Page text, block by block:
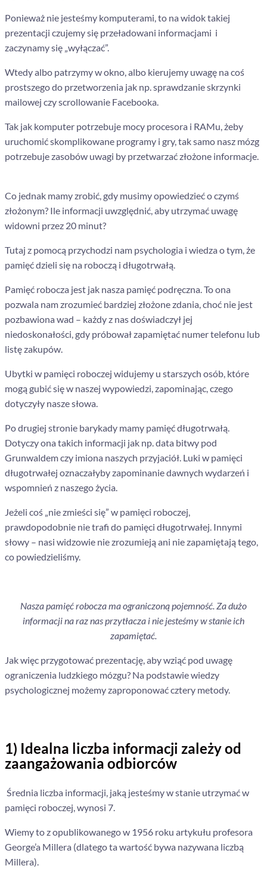
Ponieważ nie jesteśmy komputerami, to na widok takiej
prezentacji czujemy się przeładowani informacjami i
zaczynamy się „wyłączać”.
Wtedy albo patrzymy w okno, albo kierujemy uwagę na coś
prostszego do przetworzenia jak np. sprawdzanie skrzynki
mailowej czy scrollowanie Facebooka.
Tak jak komputer potrzebuje mocy procesora i RAMu, żeby
uruchomić skomplikowane programy i gry, tak samo nasz mózg
potrzebuje zasobów uwagi by przetwarzać złożone informacje.
Co jednak mamy zrobić, gdy musimy opowiedzieć o czymś
złożonym? Ile informacji uwzględnić, aby utrzymać uwagę
widowni przez 20 minut?
Tutaj z pomocą przychodzi nam psychologia i wiedza o tym, że
pamięć dzieli się na roboczą i długotrwałą.
Pamięć robocza jest jak nasza pamięć podręczna. To ona
pozwala nam zrozumieć bardziej złożone zdania, choć nie jest
pozbawiona wad – każdy z nas doświadczył jej
niedoskonałości, gdy próbował zapamiętać numer telefonu lub
listę zakupów.
Ubytki w pamięci roboczej widujemy u starszych osób, które
mogą gubić się w naszej wypowiedzi, zapominając, czego
dotyczyły nasze słowa.
Po drugiej stronie barykady mamy pamięć długotrwałą.
Dotyczy ona takich informacji jak np. data bitwy pod
Grunwaldem czy imiona naszych przyjaciół. Luki w pamięci
długotrwałej oznaczałyby zapominanie dawnych wydarzeń i
wspomnień z naszego życia.
Jeżeli coś „nie zmieści się” w pamięci roboczej,
prawdopodobnie nie trafi do pamięci długotrwałej. Innymi
słowy – nasi widzowie nie zrozumieją ani nie zapamiętają tego,
co powiedzieliśmy.
Nasza pamięć robocza ma ograniczoną pojemność. Za dużo
informacji na raz nas przytłacza i nie jesteśmy w stanie ich
zapamiętać.
Jak więc przygotować prezentację, aby wziąć pod uwagę
ograniczenia ludzkiego mózgu? Na podstawie wiedzy
psychologicznej możemy zaproponować cztery metody.
1) Idealna liczba informacji zależy od
zaangażowania odbiorców
Średnia liczba informacji, jaką jesteśmy w stanie utrzymać w
pamięci roboczej, wynosi 7.
Wiemy to z opublikowanego w 1956 roku artykułu profesora
George’a Millera (dlatego ta wartość bywa nazywana liczbą
Millera).